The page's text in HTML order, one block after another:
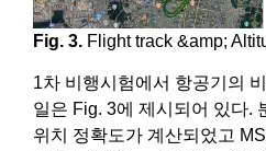
Fig. 3. Flight track &amp;
1차 비행시험에서 항공기의
일은 Fig. 3에 제시되어 있다.
위치 정확도가 계산되었고